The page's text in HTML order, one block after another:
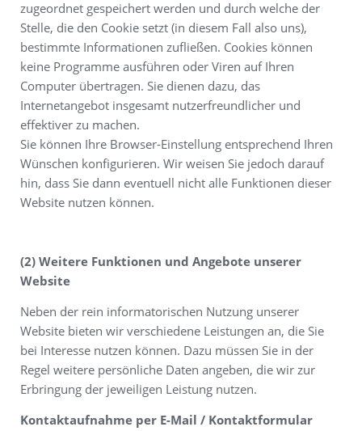
zugeordnet gespeichert werden und durch welche der
Stelle, die den Cookie setzt (in diesem Fall also uns),
bestimmte Informationen zufließen. Cookies können
keine Programme ausführen oder Viren auf Ihren
Computer übertragen. Sie dienen dazu, das
Internetangebot insgesamt nutzerfreundlicher und
effektiver zu machen.
Sie können Ihre Browser-Einstellung entsprechend Ihren
Wünschen konfigurieren. Wir weisen Sie jedoch darauf
hin, dass Sie dann eventuell nicht alle Funktionen dieser
Website nutzen können.
(2) Weitere Funktionen und Angebote unserer
Website
Neben der rein informatorischen Nutzung unserer
Website bieten wir verschiedene Leistungen an, die Sie
bei Interesse nutzen können. Dazu müssen Sie in der
Regel weitere persönliche Daten angeben, die wir zur
Erbringung der jeweiligen Leistung nutzen.
Kontaktaufnahme per E-Mail / Kontaktformular